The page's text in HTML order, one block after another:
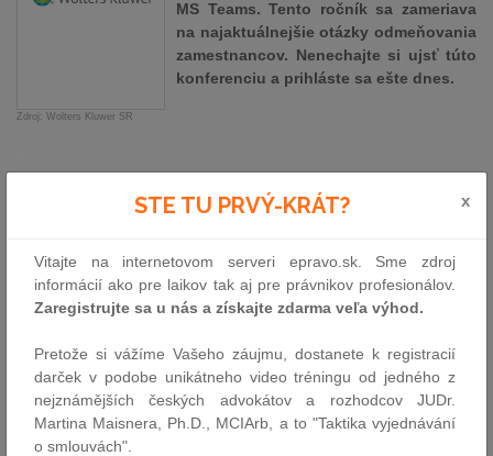
Zdroj: Wolters Kluwer SR
MS Teams. Tento ročník sa zameriava
na najaktuálnejšie otázky odmeňovania
zamestnancov. Nenechajte si ujsť túto
konferenciu a prihláste sa ešte dnes.
7. odborná konferencia k pracovnému právu - Sporné otázky
odmeňovania zamestnancov
online cez MS Teams
zamestnancov je nabitý odbornými vystúpeniami a diskusiami:
09:10 – 09:35–JUDr. et Mgr. Jozef Toman, PhD.
Ďalší legislatívny vývoj v oblasti odmeňovania a
pretrvávajúce sporné otázky mzdovej problematiky
STE TU PRVÝ-KRÁT? x
Vitajte na internetovom serveri epravo.sk. Sme zdroj
informácií ako pre laikov tak aj pre právnikov profesionálov.
Zaregistrujte sa u nás a získajte zdarma veľa výhod.
Pretože si vážíme Vašeho záujmu, dostanete k registracií
darček v podobe unikátneho video tréningu od jedného z
nejznámějších českých advokátov a rozhodcov JUDr.
Martina Maisnera, Ph.D., MCIArb, a to "Taktika vyjednávání
o smlouvách".